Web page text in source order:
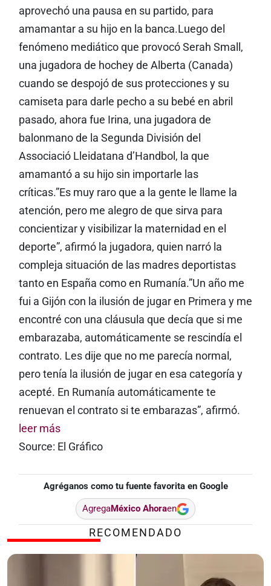
aprovechó una pausa en su partido, para
amamantar a su hijo en la banca.Luego del
fenómeno mediático que provocó Serah Small,
una jugadora de hochey de Alberta (Canada)
cuando se despojó de sus protecciones y su
camiseta para darle pecho a su bebé en abril
pasado, ahora fue Irina, una jugadora de
balonmano de la Segunda División del
Associació Lleidatana d’Handbol, la que
amamantó a su hijo sin importarle las
críticas.”Es muy raro que a la gente le llame la
atención, pero me alegro de que sirva para
concientizar y visibilizar la maternidad en el
deporte”, afirmó la jugadora, quien narró la
compleja situación de las madres deportistas
tanto en España como en Rumanía.”Un año me
fui a Gijón con la ilusión de jugar en Primera y me
encontré con una cláusula que decía que si me
embarazaba, automáticamente se rescindía el
contrato. Les dije que no me parecía normal,
pero tenía la ilusión de jugar en esa categoría y
acepté. En Rumanía automáticamente te
renuevan el contrato si te embarazas”, afirmó.
leer más
Source: El Gráfico
Agréganos como tu fuente favorita en Google
AgregaMéxico Ahoraen
RECOMENDADO